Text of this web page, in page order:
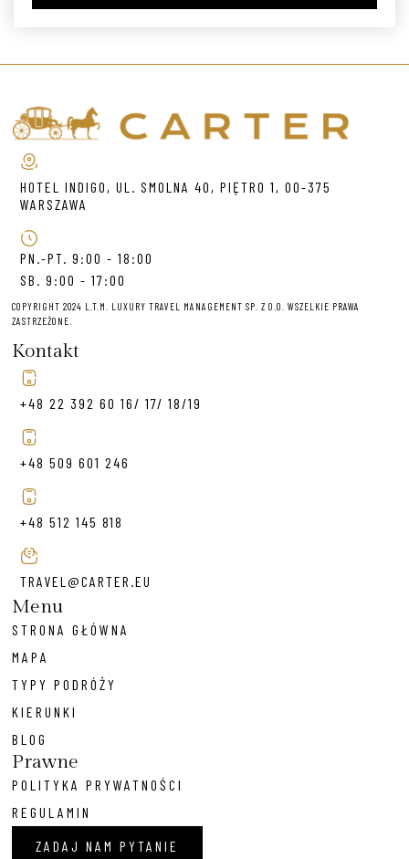
HOTEL INDIGO, UL. SMOLNA 40, PIĘTRO 1, 00-375
WARSZAWA
PN.-PT. 9:00 - 18:00
SB. 9:00 - 17:00
COPYRIGHT 2024 L.T.M. LUXURY TRAVEL MANAGEMENT SP. Z O.O. WSZELKIE PRAWA
ZASTRZEŻONE.
Kontakt
+48 22 392 60 16/ 17/ 18/19
+48 509 601 246
+48 512 145 818
TRAVEL@CARTER.EU
Menu
STRONA GŁÓWNA
MAPA
TYPY PODRÓŻY
KIERUNKI
BLOG
Prawne
POLITYKA PRYWATNOŚCI
REGULAMIN
ZADAJ NAM PYTANIE